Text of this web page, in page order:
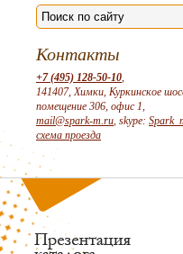
Контакты
+7 (495) 128-50-10,
141407, Химки, Куркинское
помещение 306, офис 1,
mail@spark-m.ru, skype:
схема проезда